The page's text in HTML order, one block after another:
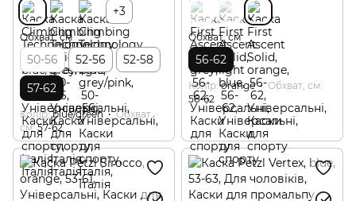
+3
Обхват, см
50-56 52-56
52-58
57-62
Колір blue/green
Обхват,
см 57-62
Обхват, см
56-62
Колір orange
Обхват, см
56-62